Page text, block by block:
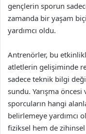
gençlerin sporun
zamanda bir yaşam
yardımcı oldu.
Antrenörler, bu
atletlerin gelişiminde
sadece teknik bilgi
sundu. Yarışma
sporcuların hangi
belirlemeye yardımcı
fiziksel hem de